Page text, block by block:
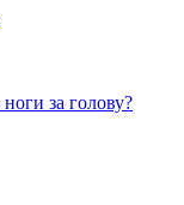
за голову?